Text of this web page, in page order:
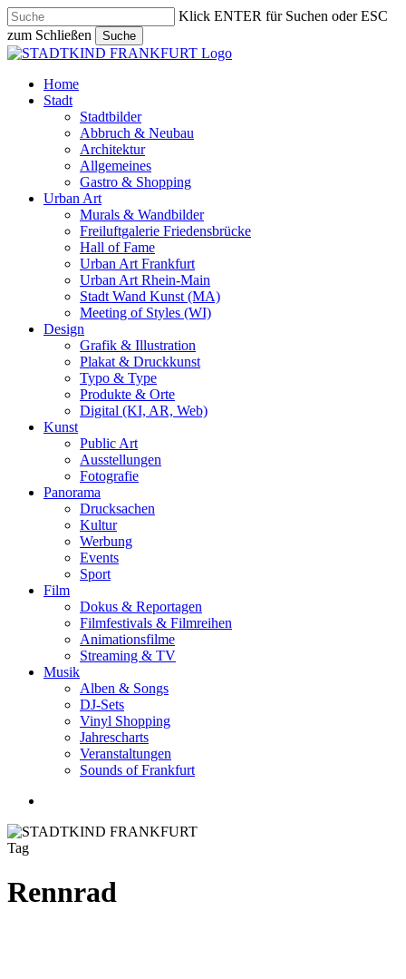
Skip
to
main
content
Klick ENTER für Suchen oder ESC
zum Schließen
Suche
Close
search
Menu
Home
Stadt
Stadtbilder
Abbruch & Neubau
Architektur
Allgemeines
Gastro & Shopping
Urban Art
Murals & Wandbilder
Freiluftgalerie Friedensbrücke
Hall of Fame
Urban Art Frankfurt
Urban Art Rhein-Main
Stadt Wand Kunst (MA)
Meeting of Styles (WI)
Design
Grafik & Illustration
Plakat & Druckkunst
Typo & Type
Produkte & Orte
Digital (KI, AR, Web)
Kunst
Public Art
Ausstellungen
Fotografie
Panorama
Drucksachen
Kultur
Werbung
Events
Sport
Film
Dokus & Reportagen
Filmfestivals & Filmreihen
Animationsfilme
Streaming & TV
Musik
Alben & Songs
DJ-Sets
Vinyl Shopping
Jahrescharts
Veranstaltungen
Sounds of Frankfurt
Tag
Rennrad